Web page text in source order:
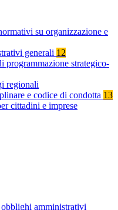
su organizzazione e
generali 12
programmazione strategico-
regionali
e codice di condotta 13
cittadini e imprese
obblighi amministrativi